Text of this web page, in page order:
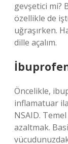
gevşetici mi?
özellikle de
uğraşırken.
dille açalım.
Öncelikle,
inflamatuar
NSAID.
azaltmak.